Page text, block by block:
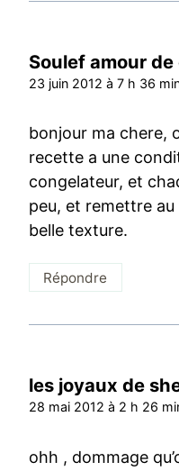
Soulef amour
23 juin 2012 à 7 h 36
bonjour ma chere,
recette a une
congelateur, et
peu, et remettre au
belle texture.
Répondre
les joyaux de
28 mai 2012 à 2 h 26
ohh , dommage